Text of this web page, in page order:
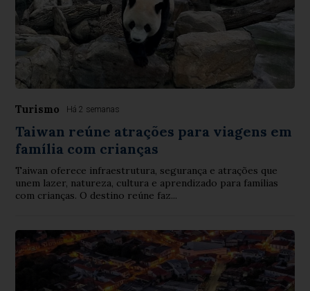
Turismo Há 2 semanas
Taiwan reúne atrações para viagens em
família com crianças
Taiwan oferece infraestrutura, segurança e atrações que
unem lazer, natureza, cultura e aprendizado para famílias
com crianças. O destino reúne faz...